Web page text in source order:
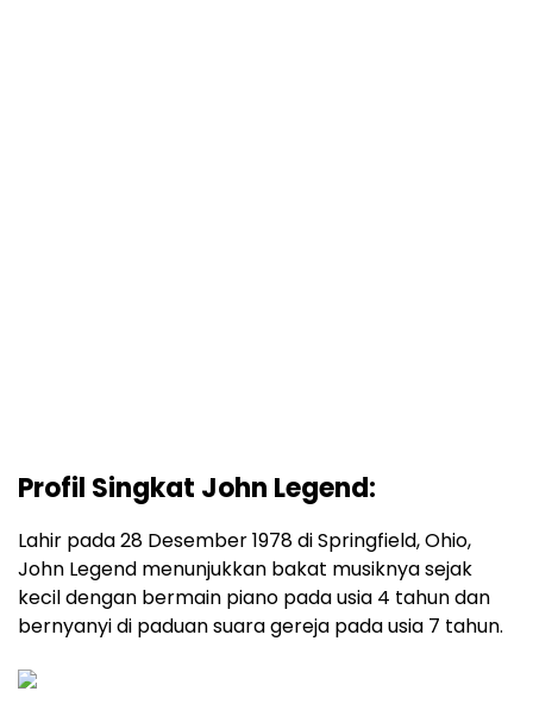
Profil Singkat John Legend:
Lahir pada 28 Desember 1978 di Springfield, Ohio,
John Legend menunjukkan bakat musiknya sejak
kecil dengan bermain piano pada usia 4 tahun dan
bernyanyi di paduan suara gereja pada usia 7 tahun.